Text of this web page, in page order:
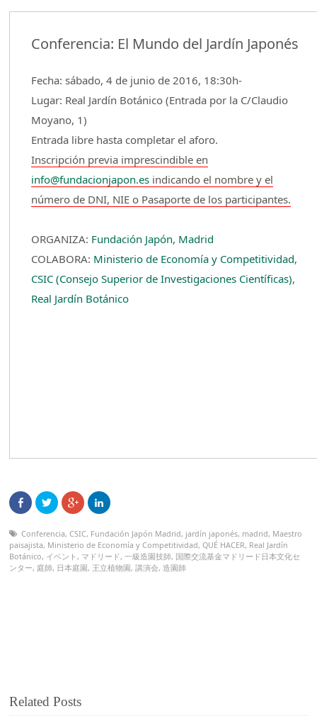
Conferencia: El Mundo del Jardín Japonés
Fecha: sábado, 4 de junio de 2016, 18:30h-
Lugar: Real Jardín Botánico (Entrada por la C/Claudio
Moyano, 1)
Entrada libre hasta completar el aforo.
Inscripción previa imprescindible en
info@fundacionjapon.es indicando el nombre y el
número de DNI, NIE o Pasaporte de los participantes.
ORGANIZA: Fundación Japón, Madrid
COLABORA: Ministerio de Economía y Competitividad,
CSIC (Consejo Superior de Investigaciones Científicas),
Real Jardín Botánico
Conferencia,CSIC, Fundación Japón Madrid, jardín japonés, madrid, Maestro
paisajista, Ministerio de Economía y Competitividad,QUÉ HACER, Real Jardín
Botánico, イベント, マドリード,一級造園技師, 国際交流基金マドリード日本文化セ
ンター, 庭師, 日本庭園, 王立植物園,講演会,造園師
Related Posts